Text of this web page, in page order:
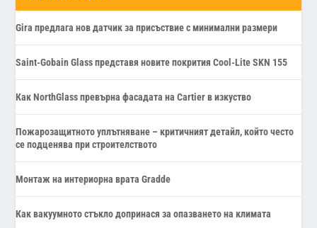
Gira предлага нов датчик за присъствие с минимални размери
Saint-Gobain Glass представя новите покрития Cool-Lite SKN 155
Как NorthGlass превърна фасадата на Cartier в изкуство
Пожарозащитното уплътняване – критичният детайл, който често
се подценява при строителството
Монтаж на интериорна врата Gradde
Как вакуумното стъкло допринася за опазването на климата